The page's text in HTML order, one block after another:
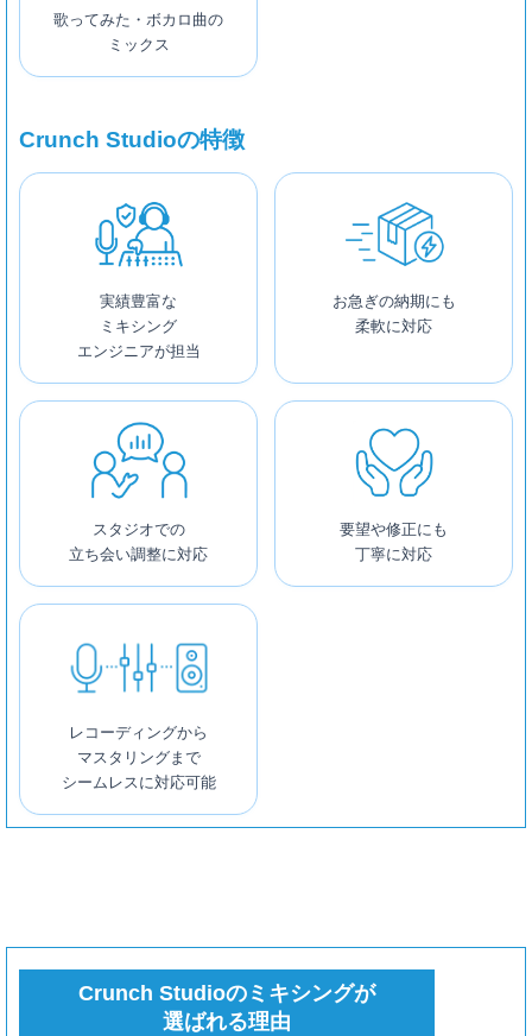
歌ってみた・ボカロ曲の
ミックス
Crunch Studioの特徴
実績豊富な
ミキシング
エンジニアが担当
お急ぎの納期にも
柔軟に対応
スタジオでの
立ち会い調整に対応
要望や修正にも
丁寧に対応
レコーディングから
マスタリングまで
シームレスに対応可能
Crunch Studioのミキシングが
選ばれる理由